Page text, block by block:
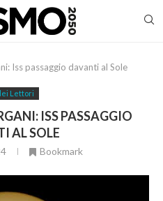
Iss passaggio davanti al Sole
Lettori
ISS PASSAGGIO
AL SOLE
Bookmark